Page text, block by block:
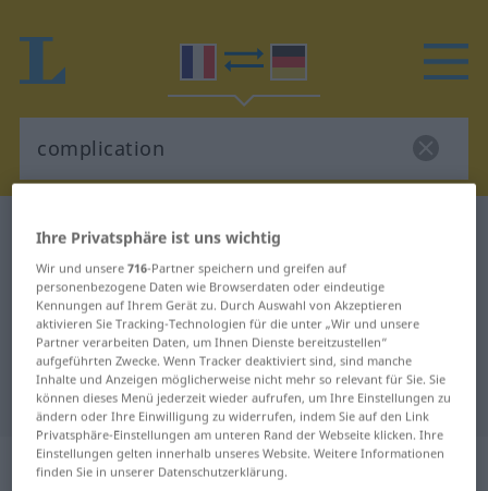
Französisch-Deutsch Wörterbuch
Französisch-Deutsch Übersetzung
für "complication"
"complication" Deutsch
Übersetzung
„complication“: féminin
Ihre Privatsphäre ist uns wichtig
Wir und unsere716-Partner speichern und greifen auf
personenbezogene Daten wie Browserdaten oder eindeutige
Kennungen auf Ihrem Gerät zu. Durch Auswahl von Akzeptieren
aktivieren Sie Tracking-Technologien für die unter „Wir und unsere
Partner verarbeiten Daten, um Ihnen Dienste bereitzustellen“
aufgeführten Zwecke. Wenn Tracker deaktiviert sind, sind manche
Inhalte und Anzeigen möglicherweise nicht mehr so relevant für Sie. Sie
können dieses Menü jederzeit wieder aufrufen, um Ihre Einstellungen zu
ändern oder Ihre Einwilligung zu widerrufen, indem Sie auf den Link
Privatsphäre-Einstellungen am unteren Rand der Webseite klicken. Ihre
Einstellungen gelten innerhalb unseres Website. Weitere Informationen
finden Sie in unserer Datenschutzerklärung.